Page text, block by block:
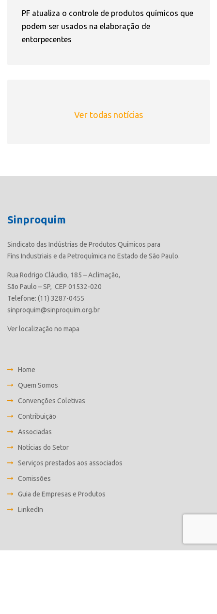
PF atualiza o controle de produtos químicos que
podem ser usados na elaboração de
entorpecentes
Ver todas notícias
Sinproquim
Sindicato das Indústrias de Produtos Químicos para
Fins Industriais e da Petroquímica no Estado de São Paulo.
Rua Rodrigo Cláudio, 185 – Aclimação,
São Paulo – SP, CEP 01532-020
Telefone: (11) 3287-0455
sinproquim@sinproquim.org.br
Ver localização no mapa
Home
Quem Somos
Convenções Coletivas
Contribuição
Associadas
Notícias do Setor
Serviços prestados aos associados
Comissões
Guia de Empresas e Produtos
LinkedIn